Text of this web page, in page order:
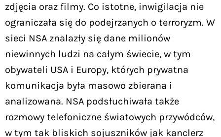
zdjęcia oraz filmy. Co istotne, inwigilacja nie
ograniczała się do podejrzanych o terroryzm. W
sieci NSA znalazły się dane milionów
niewinnych ludzi na całym świecie, w tym
obywateli USA i Europy, których prywatna
komunikacja była masowo zbierana i
analizowana. NSA podsłuchiwała także
rozmowy telefoniczne światowych przywódców,
w tym tak bliskich sojuszników jak kanclerz